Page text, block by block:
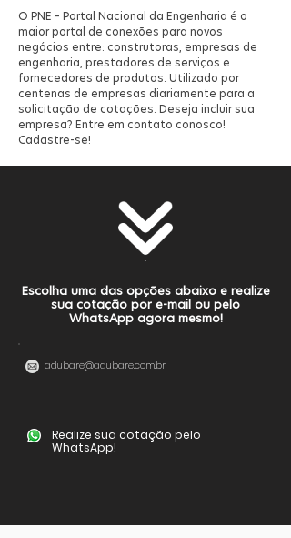
O PNE – Portal Nacional da Engenharia é o
maior portal de conexões para novos
negócios entre: construtoras, empresas de
engenharia, prestadores de serviços e
fornecedores de produtos. Utilizado por
centenas de empresas diariamente para a
solicitação de cotações. Deseja incluir sua
empresa? Entre em contato conosco!
Cadastre-se!
Escolha uma das opções abaixo e realize
sua cotação por e-mail ou pelo
WhatsApp agora mesmo!
adubare@adubare.com.br
Realize sua cotação pelo
WhatsApp!